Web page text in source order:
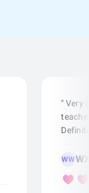
" Very
WW